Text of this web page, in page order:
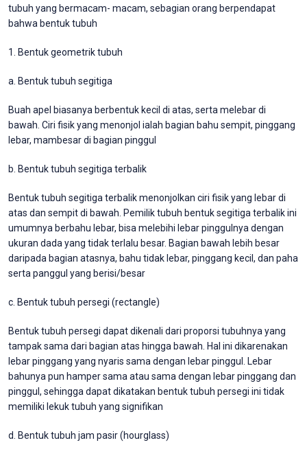
tubuh yang bermacam- macam, sebagian orang berpendapat
bahwa bentuk tubuh
1. Bentuk geometrik tubuh
a. Bentuk tubuh segitiga
Buah apel biasanya berbentuk kecil di atas, serta melebar di
bawah. Ciri fisik yang menonjol ialah bagian bahu sempit, pinggang
lebar, mambesar di bagian pinggul
b. Bentuk tubuh segitiga terbalik
Bentuk tubuh segitiga terbalik menonjolkan ciri fisik yang lebar di
atas dan sempit di bawah. Pemilik tubuh bentuk segitiga terbalik ini
umumnya berbahu lebar, bisa melebihi lebar pinggulnya dengan
ukuran dada yang tidak terlalu besar. Bagian bawah lebih besar
daripada bagian atasnya, bahu tidak lebar, pinggang kecil, dan paha
serta panggul yang berisi/besar
c. Bentuk tubuh persegi (rectangle)
Bentuk tubuh persegi dapat dikenali dari proporsi tubuhnya yang
tampak sama dari bagian atas hingga bawah. Hal ini dikarenakan
lebar pinggang yang nyaris sama dengan lebar pinggul. Lebar
bahunya pun hamper sama atau sama dengan lebar pinggang dan
pinggul, sehingga dapat dikatakan bentuk tubuh persegi ini tidak
memiliki lekuk tubuh yang signifikan
d. Bentuk tubuh jam pasir (hourglass)